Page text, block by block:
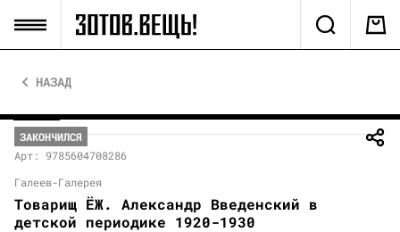
НАЗАД
ЗАКОНЧИЛСЯ
Арт: 9785604708286
Галеев-Галерея
Товарищ ЁЖ. Александр Введенский в
детской периодике 1920-1930